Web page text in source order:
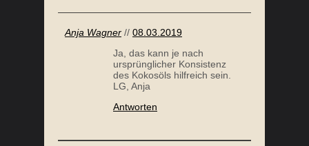
SPRITZGEBÄCK
Anja Wagner // 08.03.2019
Ja, das kann je nach
ursprünglicher Konsistenz
des Kokosöls hilfreich sein.
LG, Anja
Antworten